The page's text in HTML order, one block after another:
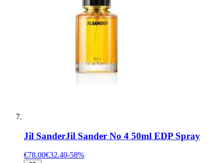
Jil SanderJil Sander No 4 50ml EDP Spray
€78.00€32.40-58%